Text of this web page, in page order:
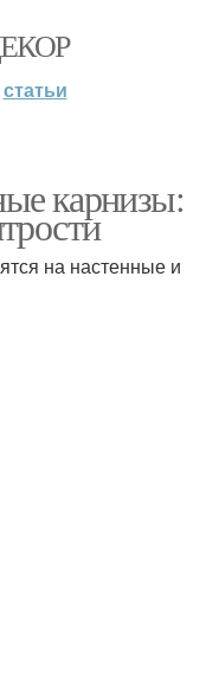
статьи
карнизы:
на настенные и